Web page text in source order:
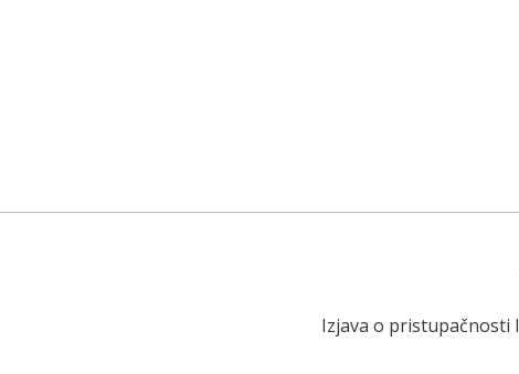
Izjava o pristupačnosti I